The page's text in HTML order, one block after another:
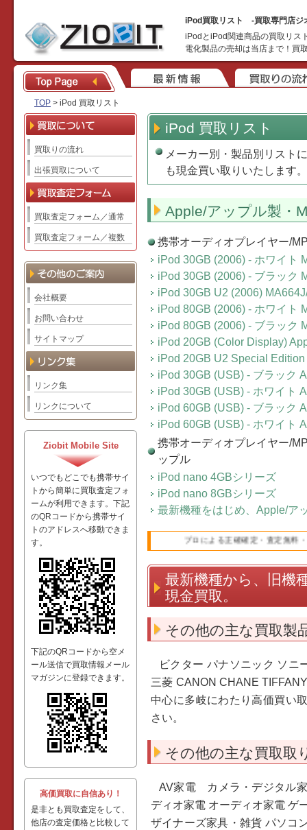
iPod買取リスト -買取専門店ジ
iPodとiPod関連商品の買取リス
電化製品の売却は当店まで！買
TOP > iPod 買取リスト
iPod 買取リスト
メーカー別・製品別リスト
も現金買い取りいたします。
Apple/アップル製・
携帯オーディオプレイヤー/
iPod 30GB (2006) - ホワイト
iPod 30GB (2006) - ブラック
iPod 30GB U2 (2006)
iPod 80GB (2006) - ホワイト
iPod 80GB (2006) - ブラック
iPod 20GB (Color Display)
iPod 20GB U2 Special
iPod 30GB (USB) - ブラッ
iPod 30GB (USB) - ホワイ
iPod 60GB (USB) - ブラッ
iPod 60GB (USB) - ホワイ
携帯オーディオプレイヤー/
ップル
iPod nano 4GBシリーズ
iPod nano 8GBシリーズ
最新機種をはじめ、Apple/ア
プロによる正確確定・査定無料・高
最新機種から、旧機
現金買取。
その他の主な買取製
ビクター パナソニック ソニ
三菱 CANON CHANE
中心に多岐にわたり高価買い
さい。
その他の主な買取取
AV家電 カメラ・デジタル
ディオ家電 オーディオ家電 ゲ
ザイナーズ家具・雑貨 パソコ
買取りの流れ
出張買取について
買取査定フォーム／通常
買取査定フォーム／複数
会社概要
お問い合わせ
サイトマップ
リンク集
リンクについて
Ziobit Mobile Site
いつでもどこでも携帯サイ
トから簡単に買取査定フォ
ームが利用できます。下記
のQRコードから携帯サイ
トのアドレスへ移動できま
す。
下記のQRコードから空メ
ール送信で買取情報メール
マガジンに登録できます。
高価買取に自信あり！
是非とも買取査定をして、
他店の査定価格と比較して